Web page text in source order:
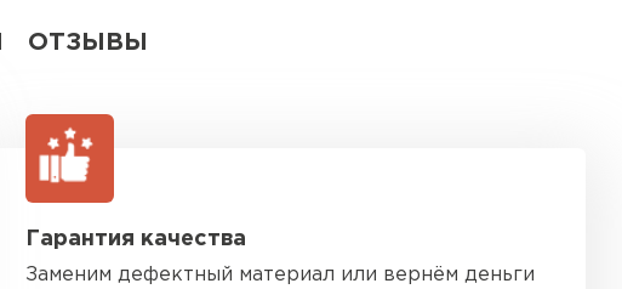
ОТЗЫВЫ
Гарантия качества
Заменим дефектный материал или вернём деньги